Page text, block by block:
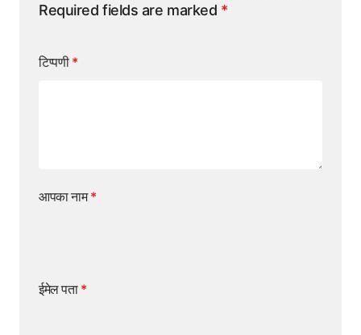
Required fields are marked *
टिप्पणी *
आपका नाम*
ईमेल पता *